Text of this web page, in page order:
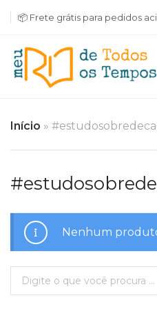
📦 Frete grátis para pedidos
Início »
Nenhum